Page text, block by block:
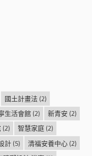
國土計畫法(2)
生活會館(2) 新青安 (2)
(2) 智慧家庭(2)
計(5) 清福安養中心(2)